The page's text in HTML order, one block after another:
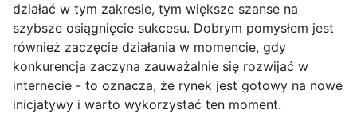
działać w tym zakresie, tym większe szanse na
szybsze osiągnięcie sukcesu. Dobrym pomysłem jest
również zaczęcie działania w momencie, gdy
konkurencja zaczyna zauważalnie się rozwijać w
internecie - to oznacza, że rynek jest gotowy na nowe
inicjatywy i warto wykorzystać ten moment.